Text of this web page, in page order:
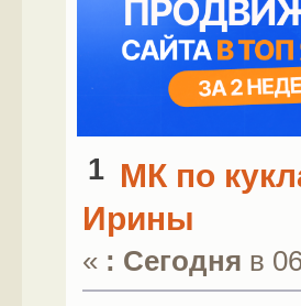
1 МК по
Ирины
« : Сегодня в